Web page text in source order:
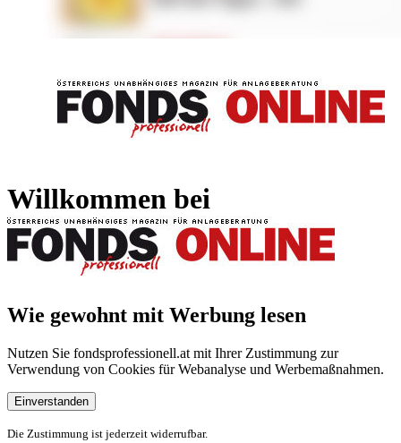
Willkommen bei
Wie gewohnt mit Werbung lesen
Nutzen Sie fondsprofessionell.at mit Ihrer Zustimmung zur
Verwendung von Cookies für Webanalyse und Werbemaßnahmen.
Einverstanden
Die Zustimmung ist jederzeit widerrufbar.